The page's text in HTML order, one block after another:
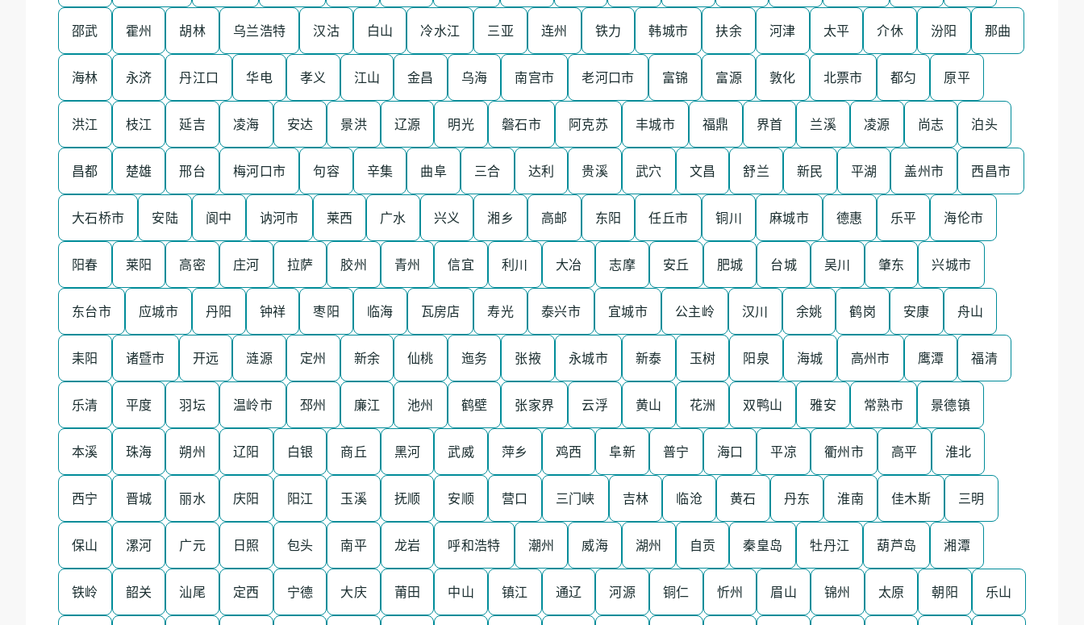
邵武 霍州 胡林 乌兰浩特 汉沽 白山 冷水江 三亚 连州 铁力 韩城市 扶余 河津 太平 介休 汾阳 那曲
海林 永济 丹江口 华电 孝义 江山 金昌 乌海 南宫市 老河口市 富锦 富源 敦化 北票市 都匀 原平
洪江 枝江 延吉 凌海 安达 景洪 辽源 明光 磐石市 阿克苏 丰城市 福鼎 界首 兰溪 凌源 尚志 泊头
昌都 楚雄 邢台 梅河口市 句容 辛集 曲阜 三合 达利 贵溪 武穴 文昌 舒兰 新民 平湖 盖州市 西昌市
大石桥市 安陆 阆中 讷河市 莱西 广水 兴义 湘乡 高邮 东阳 任丘市 铜川 麻城市 德惠 乐平 海伦市
阳春 莱阳 高密 庄河 拉萨 胶州 青州 信宜 利川 大冶 志摩 安丘 肥城 台城 吴川 肇东 兴城市
东台市 应城市 丹阳 钟祥 枣阳 临海 瓦房店 寿光 泰兴市 宜城市 公主岭 汉川 余姚 鹤岗 安康 舟山
耒阳 诸暨市 开远 涟源 定州 新余 仙桃 迤务 张掖 永城市 新泰 玉树 阳泉 海城 高州市 鹰潭 福清
乐清 平度 羽坛 温岭市 邳州 廉江 池州 鹤壁 张家界 云浮 黄山 花洲 双鸭山 雅安 常熟市 景德镇
本溪 珠海 朔州 辽阳 白银 商丘 黑河 武威 萍乡 鸡西 阜新 普宁 海口 平凉 衢州市 高平 淮北
西宁 晋城 丽水 庆阳 阳江 玉溪 抚顺 安顺 营口 三门峡 吉林 临沧 黄石 丹东 淮南 佳木斯 三明
保山 漯河 广元 日照 包头 南平 龙岩 呼和浩特 潮州 威海 湖州 自贡 秦皇岛 牡丹江 葫芦岛 湘潭
铁岭 韶关 汕尾 定西 宁德 大庆 莆田 中山 镇江 通辽 河源 铜仁 忻州 眉山 锦州 太原 朝阳 乐山